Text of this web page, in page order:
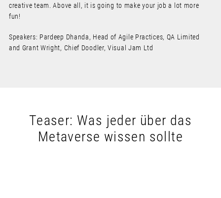
creative team. Above all, it is going to make your job a lot more
fun!
Speakers: Pardeep Dhanda, Head of Agile Practices, QA Limited
and Grant Wright, Chief Doodler, Visual Jam Ltd
Teaser: Was jeder über das
Metaverse wissen sollte